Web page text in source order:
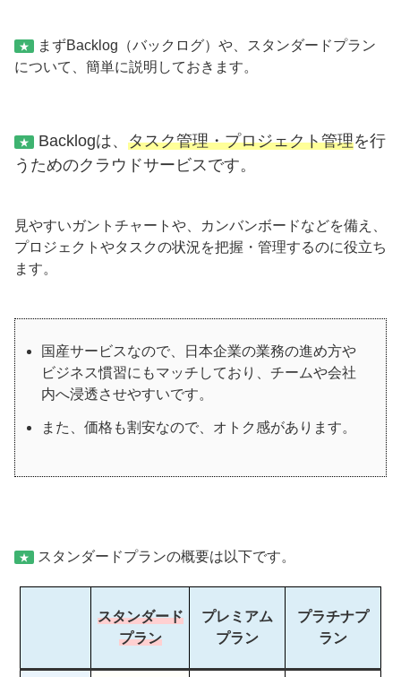
★
まずBacklog（バックログ）や、スタンダードプラン
について、簡単に説明しておきます。
★ Backlogは、 タスク管理・プロジェクト管理を行
うためのクラウドサービスです。
見やすいガントチャートや、カンバンボードなどを備え、
プロジェクトやタスクの状況を把握・管理するのに役立ち
ます。
国産サービスなので、日本企業の業務の進め方や
ビジネス慣習にもマッチしており、チームや会社
内へ浸透させやすいです。
また、価格も割安なので、オトク感があります。
★ スタンダードプランの概要は以下です。
スタンダード
プラン
プレミアム
プラン
プラチナプ
ラン